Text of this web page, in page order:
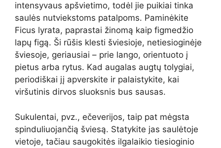
intensyvaus apšvietimo, todėl jie puikiai tinka
saulės nutviekstoms patalpoms. Paminėkite
Ficus lyrata, paprastai žinomą kaip figmedžio
lapų figą. Ši rūšis klesti šviesioje, netiesioginėje
šviesoje, geriausiai – prie lango, orientuoto į
pietus arba rytus. Kad augalas augtų tolygiai,
periodiškai jį apverskite ir palaistykite, kai
viršutinis dirvos sluoksnis bus sausas.
Sukulentai, pvz., ečeverijos, taip pat mėgsta
spinduliuojančią šviesą. Statykite jas saulėtoje
vietoje, tačiau saugokitės ilgalaikio tiesioginio